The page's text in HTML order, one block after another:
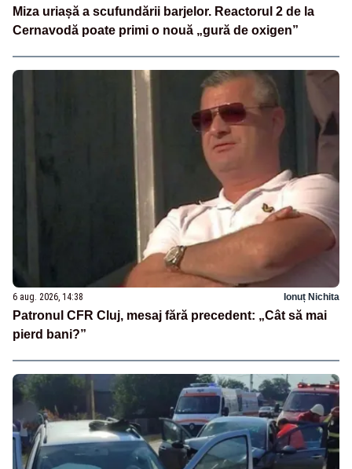
Miza uriașă a scufundării barjelor. Reactorul 2 de la
Cernavodă poate primi o nouă „gură de oxigen”
6 aug. 2026, 14:38 Ionuț Nichita
Patronul CFR Cluj, mesaj fără precedent: „Cât să mai
pierd bani?”